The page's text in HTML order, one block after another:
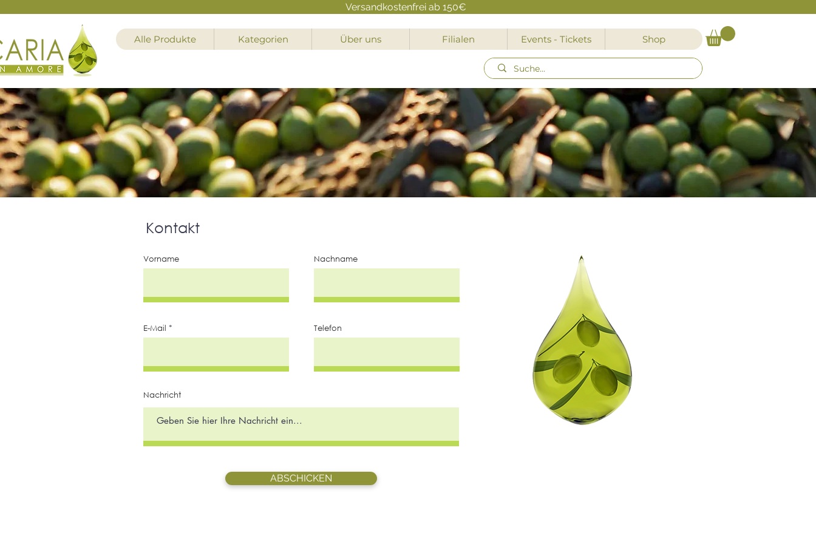
Versandkostenfrei ab 150€
Alle Produkte Kategorien Über uns Filialen Events - Tickets Shop
Kontakt
Vorname Nachname
E-Mail Telefon
Nachricht
ABSCHICKEN